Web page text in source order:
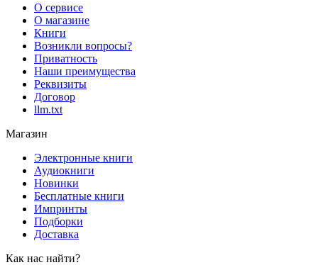
О сервисе
О магазине
Книги
Возникли вопросы?
Приватность
Наши преимущества
Реквизиты
Договор
llm.txt
Магазин
Электронные книги
Аудиокниги
Новинки
Бесплатные книги
Импринты
Подборки
Доставка
Как нас найти?